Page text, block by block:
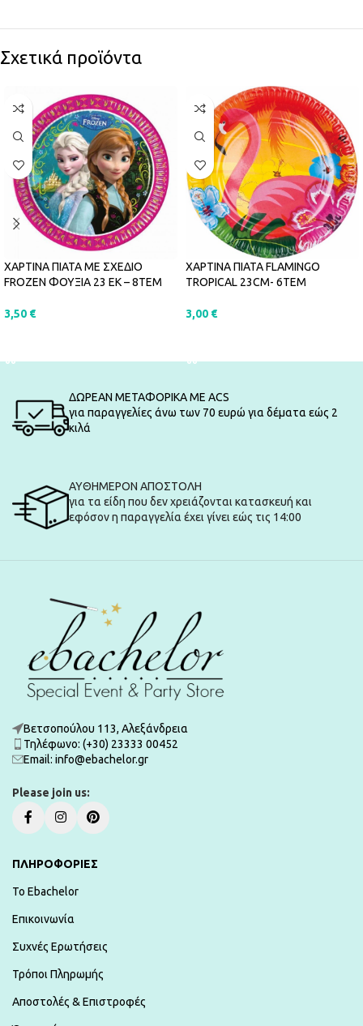
Σχετικά προϊόντα
ΧΑΡΤΙΝΑ ΠΙΑΤΑ ΜΕ ΣΧΕΔΙΟ
FROZEN ΦΟΥΞΙΑ 23 ΕΚ – 8ΤΕΜ
3,50 €
ΧΑΡΤΙΝΑ ΠΙΑΤΑ FLAMINGO
TROPICAL 23CM- 6ΤΕΜ
3,00 €
ΔΩΡΕΑΝ ΜΕΤΑΦΟΡΙΚΑ ΜΕ ACS
για παραγγελίες άνω των 70 ευρώ για δέματα εώς 2
κιλά
ΑΥΘΗΜΕΡΟΝ ΑΠΟΣΤΟΛΗ
για τα είδη που δεν χρειάζονται κατασκευή και
εφόσον η παραγγελία έχει γίνει εώς τις 14:00
Βετσοπούλου 113, Αλεξάνδρεια
Τηλέφωνο: (+30) 23333 00452
Εmail: info@ebachelor.gr
Please join us:
ΠΛΗΡΟΦΟΡΙΕΣ
To Ebachelor
Επικοινωνία
Συχνές Ερωτήσεις
Τρόποι Πληρωμής
Αποστολές & Επιστροφές